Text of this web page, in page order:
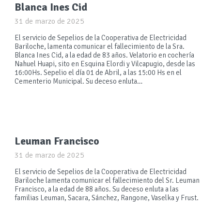
Blanca Ines Cid
31 de marzo de 2025
El servicio de Sepelios de la Cooperativa de Electricidad
Bariloche, lamenta comunicar el fallecimiento de la Sra.
Blanca Ines Cid, a la edad de 83 años. Velatorio en cochería
Nahuel Huapi, sito en Esquina Elordi y Vilcapugio, desde las
16:00Hs. Sepelio el día 01 de Abril, a las 15:00 Hs en el
Cementerio Municipal. Su deceso enluta…
Leuman Francisco
31 de marzo de 2025
El servicio de Sepelios de la Cooperativa de Electricidad
Bariloche lamenta comunicar el fallecimiento del Sr. Leuman
Francisco, a la edad de 88 años. Su deceso enluta a las
familias Leuman, Sacara, Sánchez, Rangone, Vaselka y Frust.